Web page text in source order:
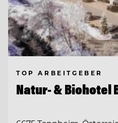
TOP ARBEITGEBER
Natur- & Biohotel